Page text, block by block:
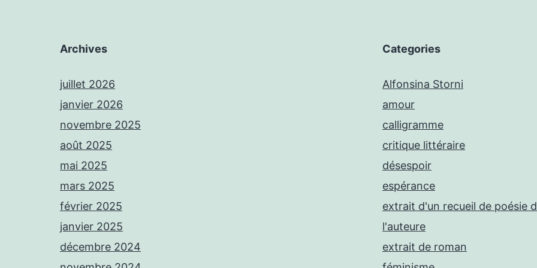
Archives
juillet 2026
janvier 2026
novembre 2025
août 2025
mai 2025
mars 2025
février 2025
janvier 2025
décembre 2024
Categories
Alfonsina Storni
amour
calligramme
critique littéraire
désespoir
espérance
extrait d'un recueil de poésie
l'auteure
extrait de roman